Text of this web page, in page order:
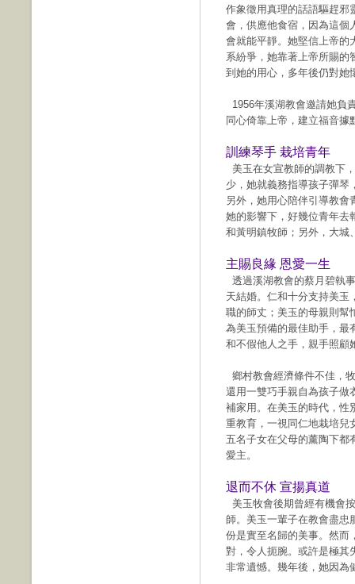
作象徵用真理的話語驅趕邪
會，供應他食宿，因為這個
會就能平靜。她堅信上帝的
系紛爭，她靠著上帝所賜的
到她的用心，多年後仍對她
1956年溪湖教會邀請她負
同心倚靠上帝，建立福音
訓練琴手 栽培青年
美玉在女宣教師的調教下
少，她就義務指導孩子彈琴
另外，她用心陪伴引導教
她的影響下，好幾位青年去
和黃明鎮牧師；另外，大城
主賜良緣 恩愛一生
透過溪湖教會的蔡月碧執
天結婚。仁和十分支持美玉
職的師丈；美玉的母親則幫
為美玉預備的最佳助手，最
和不假他人之手，親手照顧
鄉村教會經濟條件不佳，
還用一雙巧手親自為孩子做
補家用。在美玉的時代，性
重教育，一視同仁地栽培兒
五名子女在父母的薰陶下都
愛主。
退而不休 宣揚真道
美玉牧會後期曾經有機會
師。美玉一輩子在教會盡忠
份是實至名歸的美事。然而
對，令人扼腕。或許是極其
非常遺憾。幾年後，她因為